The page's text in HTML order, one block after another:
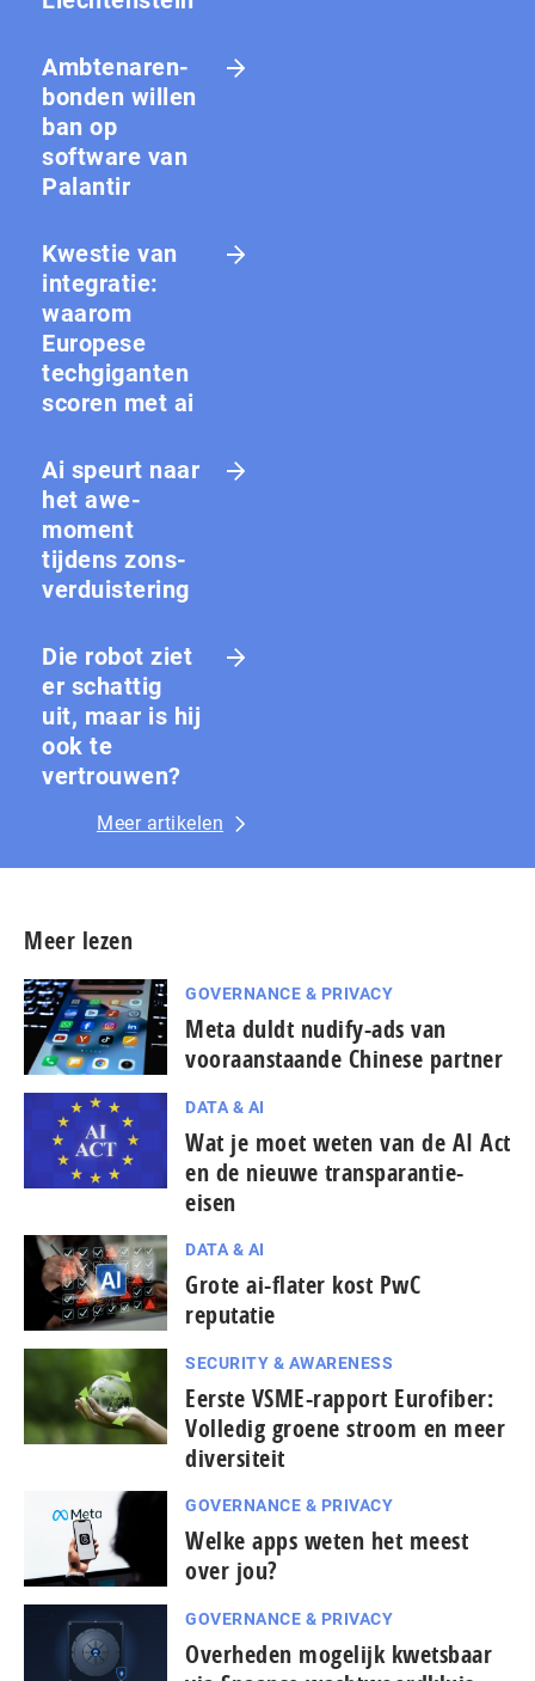
Amb­te­na­ren­
bon­den willen
ban op
software van
Palantir
Kwestie van
integratie:
waarom
Europese
techgiganten
scoren met ai
Ai speurt naar
het awe-
moment
tijdens zons­
ver­duis­te­ring
Die robot ziet
er schattig
uit, maar is hij
ook te
vertrouwen?
Meer artikelen
Meer lezen
GOVERNANCE & PRIVACY
Meta duldt nudify-ads van
vooraanstaande Chinese partner
DATA & AI
Wat je moet weten van de AI Act
en de nieuwe transparantie-
eisen
DATA & AI
Grote ai-flater kost PwC
reputatie
SECURITY & AWARENESS
Eerste VSME-rapport Eurofiber:
Volledig groene stroom en meer
diversiteit
GOVERNANCE & PRIVACY
Welke apps weten het meest
over jou?
GOVERNANCE & PRIVACY
Overheden mogelijk kwetsbaar